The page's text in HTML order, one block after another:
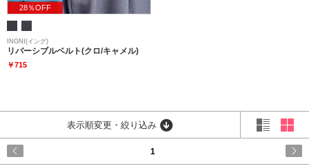
28％OFF
INGNI(イング)
リバーシブルベルト(クロ/キャメル)
￥715
表示順変更・絞り込み
1